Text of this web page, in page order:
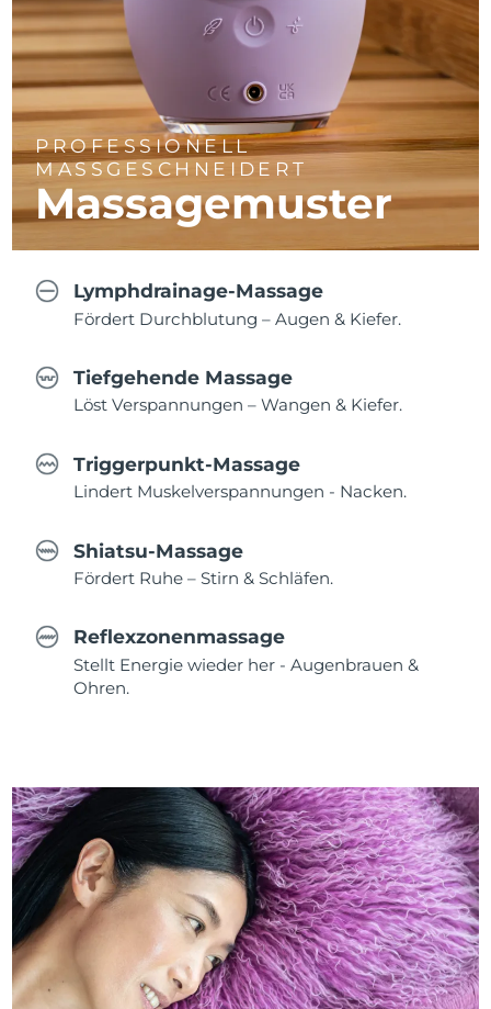
PROFESSIONELL
MASSGESCHNEIDERT
Massagemuster
Lymphdrainage-Massage
Fördert Durchblutung – Augen & Kiefer.
Tiefgehende Massage
Löst Verspannungen – Wangen & Kiefer.
Triggerpunkt-Massage
Lindert Muskelverspannungen - Nacken.
Shiatsu-Massage
Fördert Ruhe – Stirn & Schläfen.
Reflexzonenmassage
Stellt Energie wieder her - Augenbrauen &
Ohren.